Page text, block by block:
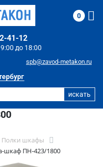
до 18:00
41-12
spb@zavod-metakon.ru
0
Полки шкафы
шкаф ПН-423/1800